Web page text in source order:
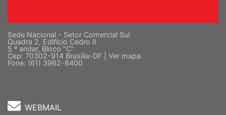
Sede Nacional - Setor Comercial Sul
Quadra 2, Edifício Cedro II
5 º andar, Bloco "C"
Cep: 70302-914 Brasília-DF | Ver mapa
Fone: (61) 3962-8400
WEBMAIL